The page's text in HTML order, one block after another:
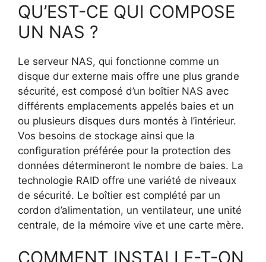
QU’EST-CE QUI COMPOSE
UN NAS ?
Le serveur NAS, qui fonctionne comme un
disque dur externe mais offre une plus grande
sécurité, est composé d’un boîtier NAS avec
différents emplacements appelés baies et un
ou plusieurs disques durs montés à l’intérieur.
Vos besoins de stockage ainsi que la
configuration préférée pour la protection des
données détermineront le nombre de baies. La
technologie RAID offre une variété de niveaux
de sécurité. Le boîtier est complété par un
cordon d’alimentation, un ventilateur, une unité
centrale, de la mémoire vive et une carte mère.
COMMENT INSTALLE-T-ON